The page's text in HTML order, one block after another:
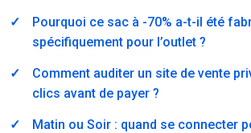
Pourquoi ce sac à -70% a-t-il été
spécifiquement pour l’outlet ?
Comment auditer un site de vente
clics avant de payer ?
Matin ou Soir : quand se connecter